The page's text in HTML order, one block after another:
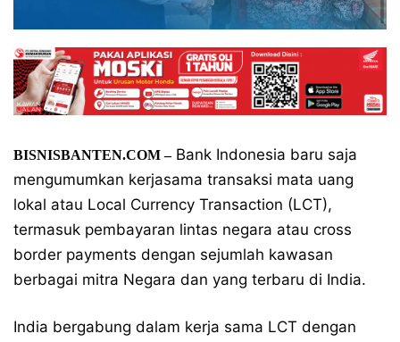
BISNISBANTEN.COM –Bank Indonesia baru saja
mengumumkan kerjasama transaksi mata uang
lokal atau Local Currency Transaction (LCT),
termasuk pembayaran lintas negara atau cross
border payments dengan sejumlah kawasan
berbagai mitra Negara dan yang terbaru di India.
India bergabung dalam kerja sama LCT dengan